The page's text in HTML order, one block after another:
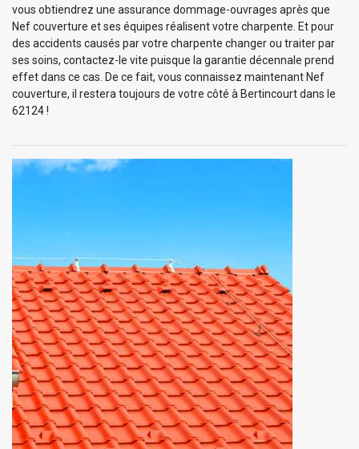
vous obtiendrez une assurance dommage-ouvrages après que
Nef couverture et ses équipes réalisent votre charpente. Et pour
des accidents causés par votre charpente changer ou traiter par
ses soins, contactez-le vite puisque la garantie décennale prend
effet dans ce cas. De ce fait, vous connaissez maintenant Nef
couverture, il restera toujours de votre côté à Bertincourt dans le
62124 !